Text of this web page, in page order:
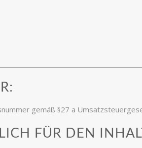
gemäß §27 a
FÜR DEN